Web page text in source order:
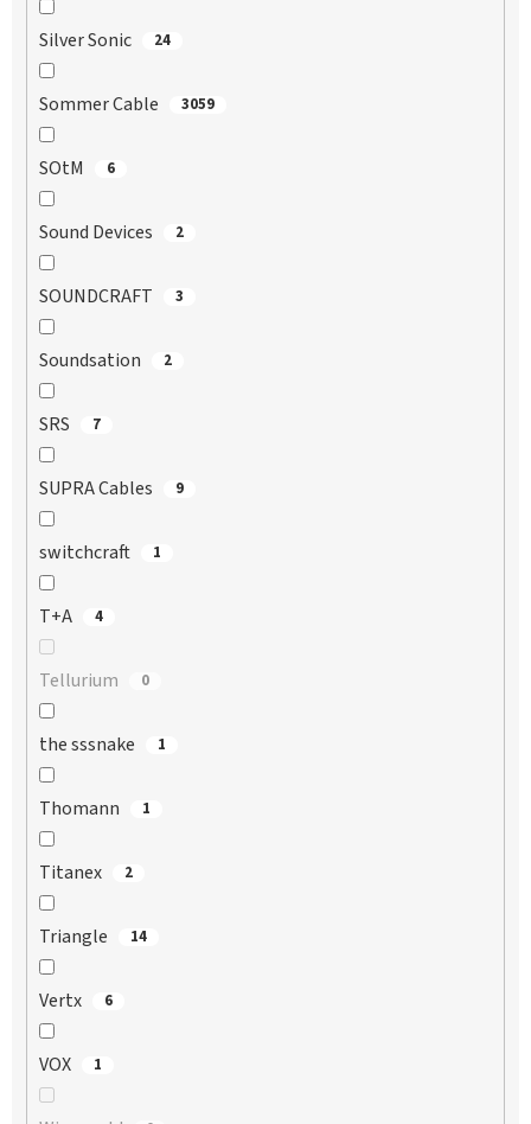
Silver Sonic 24
Sommer Cable 3059
SOtM 6
Sound Devices 2
SOUNDCRAFT 3
Soundsation 2
SRS 7
SUPRA Cables 9
switchcraft 1
T+A 4
Tellurium 0
the sssnake 1
Thomann 1
Titanex 2
Triangle 14
Vertx 6
VOX 1